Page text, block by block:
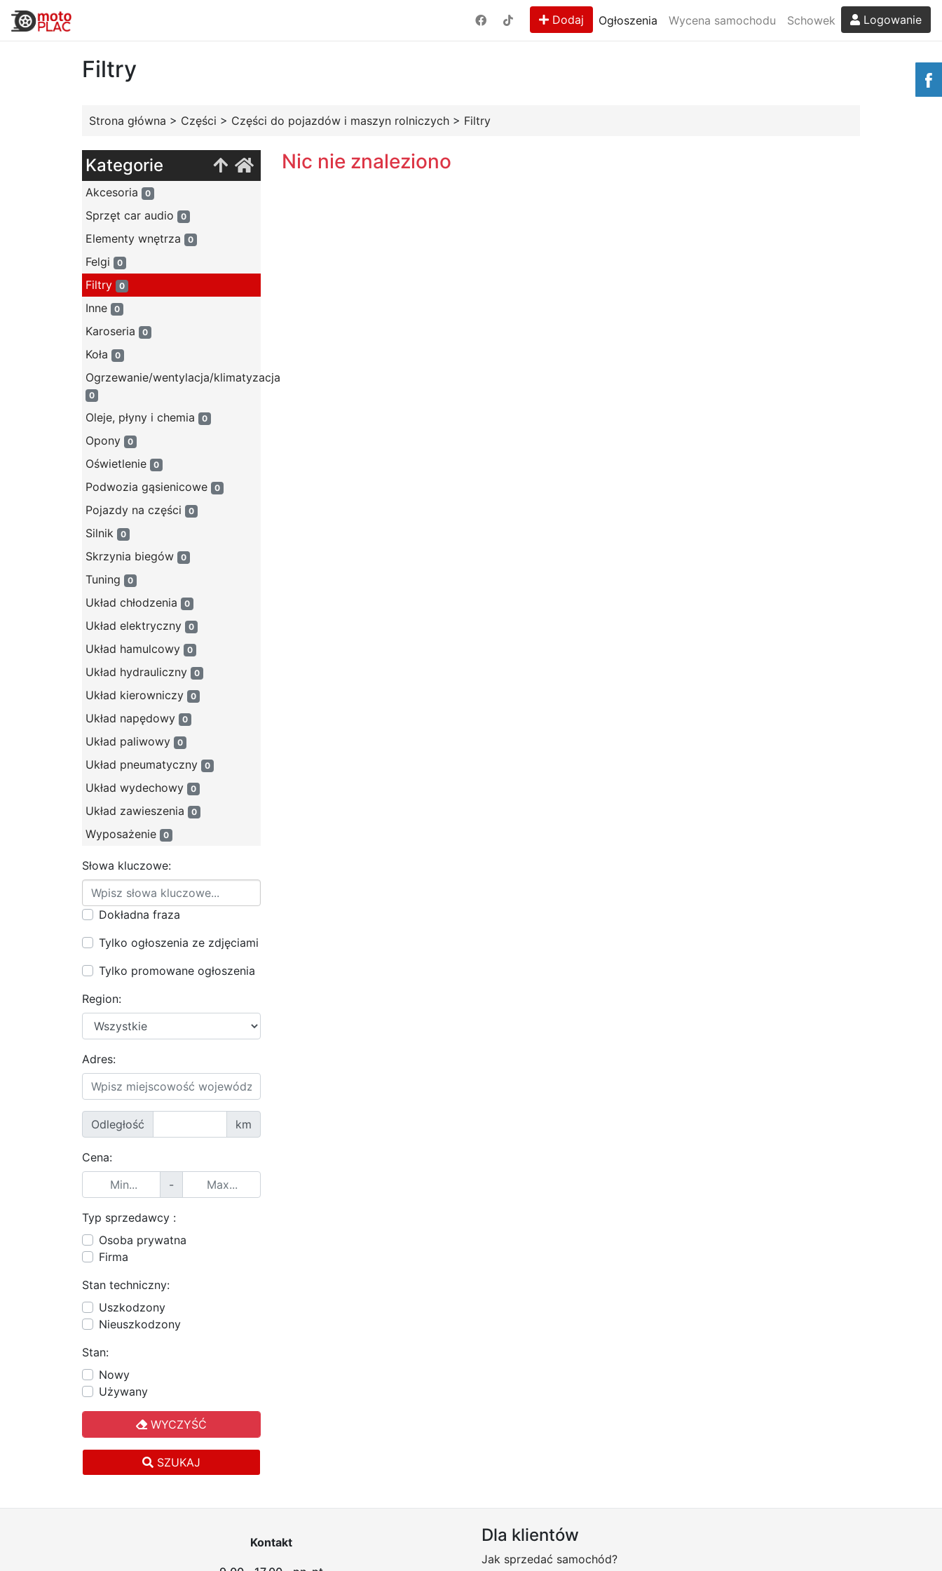
Dodaj Ogłoszenia Wycena samochodu Schowek Logowanie
Filtry
Strona główna > Części > Części do pojazdów i maszyn rolniczych > Filtry
Kategorie
Akcesoria 0
Sprzęt car audio 0
Elementy wnętrza 0
Felgi 0
Filtry 0
Inne 0
Karoseria 0
Koła 0
Ogrzewanie/wentylacja/klimatyzacja
0
Oleje, płyny i chemia 0
Opony 0
Oświetlenie 0
Podwozia gąsienicowe 0
Pojazdy na części 0
Silnik 0
Skrzynia biegów 0
Tuning 0
Układ chłodzenia 0
Układ elektryczny 0
Układ hamulcowy 0
Układ hydrauliczny 0
Układ kierowniczy 0
Układ napędowy 0
Układ paliwowy 0
Układ pneumatyczny 0
Układ wydechowy 0
Układ zawieszenia 0
Wyposażenie 0
Słowa kluczowe:
Dokładna fraza
Tylko ogłoszenia ze zdjęciami
Tylko promowane ogłoszenia
Region:
Adres:
Odległość km
Cena:
-
Typ sprzedawcy :
Osoba prywatna
Firma
Stan techniczny:
Uszkodzony
Nieuszkodzony
Stan:
Nowy
Używany
WYCZYŚĆ
SZUKAJ
Nic nie znaleziono
Kontakt Dla klientów
Jak sprzedać samochód?